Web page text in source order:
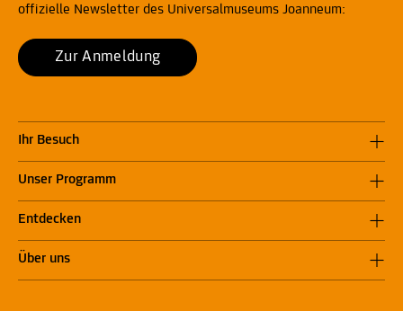
offizielle Newsletter des Universalmuseums Joanneum:
Zur Anmeldung
Ihr Besuch
Unser Programm
Entdecken
Über uns